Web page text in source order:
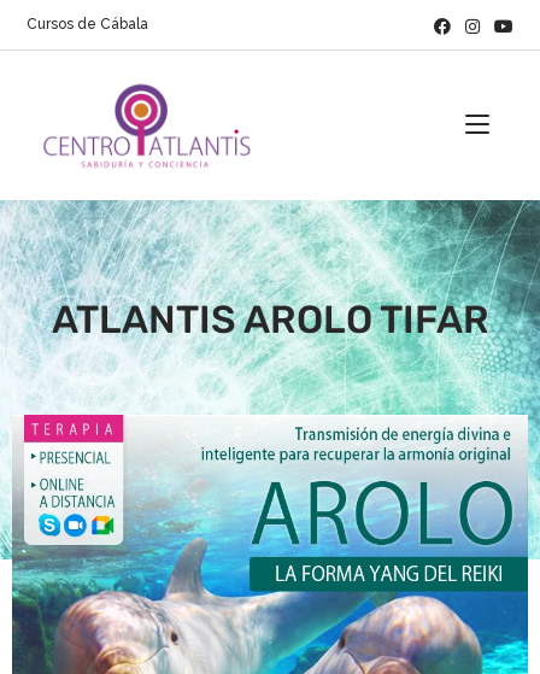
Cursos de Cábala
ATLANTIS AROLO TIFAR